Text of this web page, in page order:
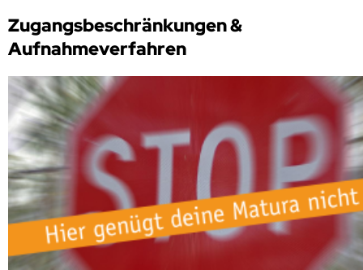
Zugangsbeschränkungen &
Aufnahmeverfahren